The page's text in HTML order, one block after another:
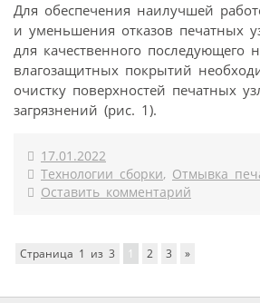
Для обеспечения наилучшей
и уменьшения отказов печатных
для качественного последующего
влагозащитных покрытий
очистку поверхностей печатных
загрязнений (рис. 1).
17.01.2022
Технологии сборки, Отмывка
Оставить комментарий
Страница 1 из 3 1 2 3 »